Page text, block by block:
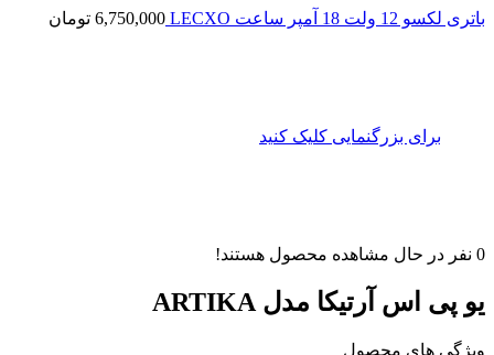
باتری لکسو 12 ولت 18 آمپر ساعت LECXO 6,750,000 تومان
برای بزرگنمایی کلیک کنید
0 نفر در حال مشاهده محصول هستند!
یو پی اس آرتیکا مدل ARTIKA
ویژگی های محصول